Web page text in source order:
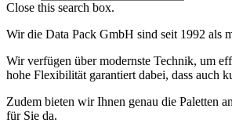
Close this search box.
Wir die Data Pack GmbH sind seit 1992 als
Wir verfügen über modernste Technik, um
hohe Flexibilität garantiert dabei, dass auch
Zudem bieten wir Ihnen genau die Paletten
für Sie da.